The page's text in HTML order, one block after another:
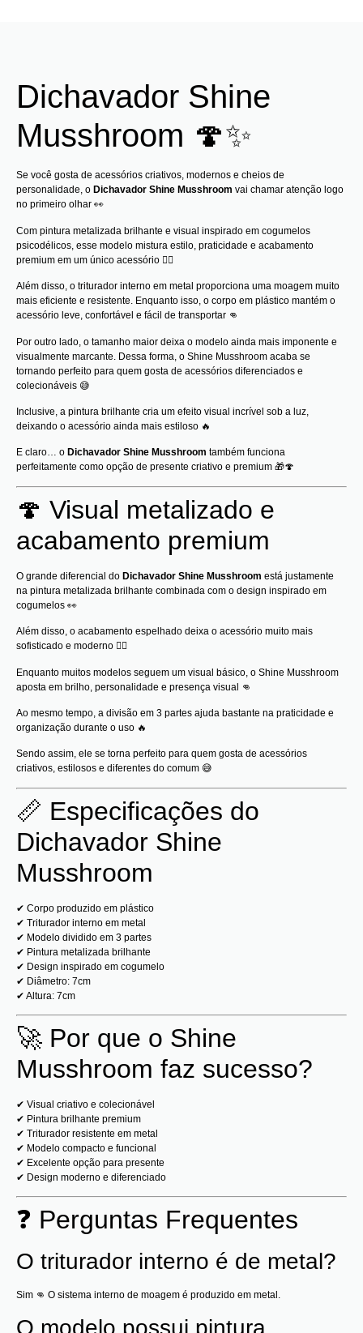
Dichavador Shine
Musshroom 🍄✨
Se você gosta de acessórios criativos, modernos e cheios de
personalidade, o Dichavador Shine Musshroom vai chamar atenção logo
no primeiro olhar 👀
Com pintura metalizada brilhante e visual inspirado em cogumelos
psicodélicos, esse modelo mistura estilo, praticidade e acabamento
premium em um único acessório 😮‍💨
Além disso, o triturador interno em metal proporciona uma moagem muito
mais eficiente e resistente. Enquanto isso, o corpo em plástico mantém o
acessório leve, confortável e fácil de transportar 👊
Por outro lado, o tamanho maior deixa o modelo ainda mais imponente e
visualmente marcante. Dessa forma, o Shine Musshroom acaba se
tornando perfeito para quem gosta de acessórios diferenciados e
colecionáveis 😅
Inclusive, a pintura brilhante cria um efeito visual incrível sob a luz,
deixando o acessório ainda mais estiloso 🔥
E claro… o Dichavador Shine Musshroom também funciona
perfeitamente como opção de presente criativo e premium 🎁🍄
🍄 Visual metalizado e
acabamento premium
O grande diferencial do Dichavador Shine Musshroom está justamente
na pintura metalizada brilhante combinada com o design inspirado em
cogumelos 👀
Além disso, o acabamento espelhado deixa o acessório muito mais
sofisticado e moderno 😮‍💨
Enquanto muitos modelos seguem um visual básico, o Shine Musshroom
aposta em brilho, personalidade e presença visual 👊
Ao mesmo tempo, a divisão em 3 partes ajuda bastante na praticidade e
organização durante o uso 🔥
Sendo assim, ele se torna perfeito para quem gosta de acessórios
criativos, estilosos e diferentes do comum 😅
📏 Especificações do
Dichavador Shine
Musshroom
✔ Corpo produzido em plástico
✔ Triturador interno em metal
✔ Modelo dividido em 3 partes
✔ Pintura metalizada brilhante
✔ Design inspirado em cogumelo
✔ Diâmetro: 7cm
✔ Altura: 7cm
🚀 Por que o Shine
Musshroom faz sucesso?
✔ Visual criativo e colecionável
✔ Pintura brilhante premium
✔ Triturador resistente em metal
✔ Modelo compacto e funcional
✔ Excelente opção para presente
✔ Design moderno e diferenciado
❓ Perguntas Frequentes
O triturador interno é de metal?
Sim 👊 O sistema interno de moagem é produzido em metal.
O modelo possui pintura